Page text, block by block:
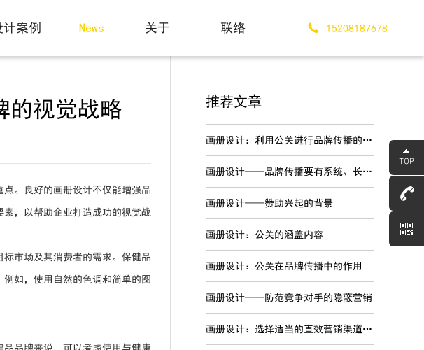
15208187678
案例
News
关于
联络
的视觉战略
。良好的画册设计不仅能增强品
，以帮助企业打造成功的视觉战
市场及其消费者的需求。保健品
如，使用自然的色调和简单的图
品牌来说，可以考虑使用与健康
推荐文章
画册设计：利用公关进行品牌传播的优势
画册设计——品牌传播要有系统、长期的战略规划
画册设计——赞助兴起的背景
画册设计：公关的涵盖内容
画册设计：公关在品牌传播中的作用
画册设计——防范竞争对手的隐蔽营销
画册设计：选择适当的直效营销渠道进行品牌传播